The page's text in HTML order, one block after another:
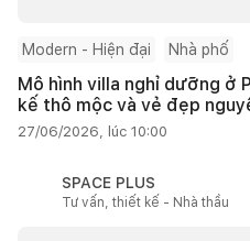
Modern - Hiện đại Nhà phố
Mô hình villa nghỉ dưỡng ở
kế thô mộc và vẻ đẹp
27/06/2026, lúc 10:00
SPACE PLUS
Tư vấn, thiết kế - Nhà thầu